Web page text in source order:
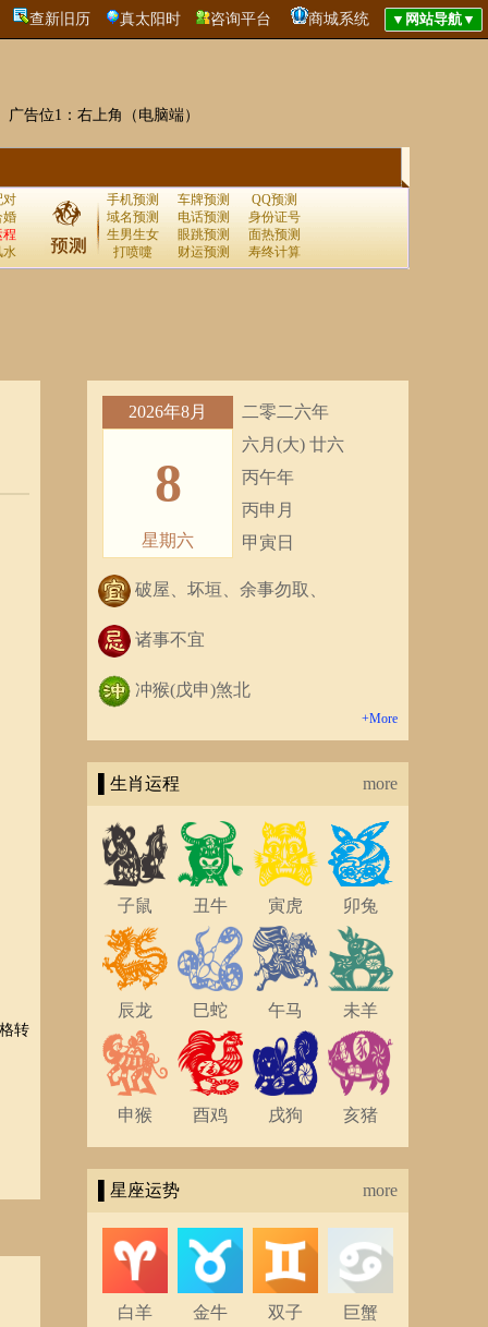
查新旧历 真太阳时 咨询平台 商城系统
广告位1：右上角（电脑端）
对
婚
程
水
手机预测 车牌预测
QQ预测
域名预测
电话预测
身份证号
生男生女
眼跳预测
面热预测
打喷嚏
财运预测 寿终计算
转
2026年8月
8
星期六
二零二六年
六月(大) 廿六
丙午年
丙申月
甲寅日
破屋、坏垣、余事勿取、
诸事不宜
冲猴(戊申)煞北
+More
▌生肖运程 more
子鼠 丑牛 寅虎 卯兔
辰龙 巳蛇 午马 未羊
申猴 酉鸡 戌狗 亥猪
▌星座运势 more
白羊 金牛 双子 巨蟹